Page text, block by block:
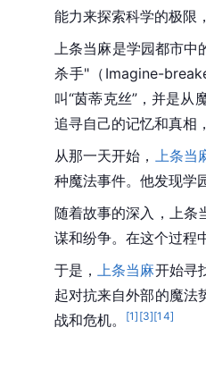
能力来探索科学的极限
上条当麻是学园都市
杀手"（Imagine-
叫“茵蒂克丝”，并是
追寻自己的记忆和真相
从那一天开始，
上条当
种魔法事件。他发现学
随着故事的深入，上条
谋和纷争。在这个过程
于是，
上条当麻开始寻
起对抗来自外部的魔法
战和危机。
[1] [3][14]